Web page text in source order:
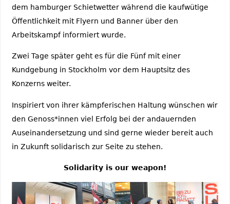
dem hamburger Schietwetter während die kaufwütige
Öffentlichkeit mit Flyern und Banner über den
Arbeitskampf informiert wurde.
Zwei Tage später geht es für die Fünf mit einer
Kundgebung in Stockholm vor dem Hauptsitz des
Konzerns weiter.
Inspiriert von ihrer kämpferischen Haltung wünschen wir
den Genoss*innen viel Erfolg bei der andauernden
Auseinandersetzung und sind gerne wieder bereit auch
in Zukunft solidarisch zur Seite zu stehen.
Solidarity is our weapon!